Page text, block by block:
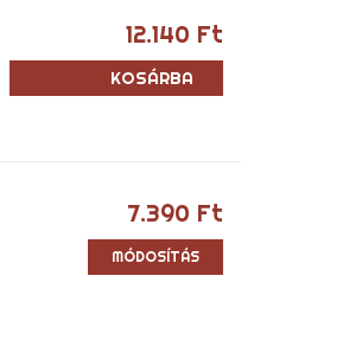
12.140 Ft
KOSÁRBA
7.390 Ft
MÓDOSÍTÁS